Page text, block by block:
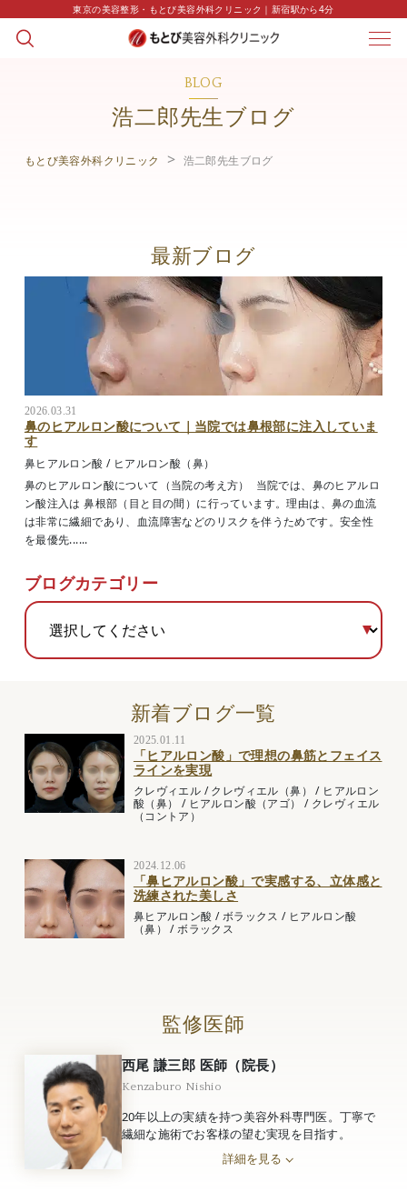
東京の美容整形・もとび美容外科クリニック｜新宿駅から4分
BLOG
浩二郎先生ブログ
もとび美容外科クリニック 浩二郎先生ブログ
最新ブログ
2026.03.31
鼻のヒアルロン酸について｜当院では鼻根部に注入していま
す
鼻ヒアルロン酸 / ヒアルロン酸（鼻）
鼻のヒアルロン酸について（当院の考え方） 当院では、鼻のヒアルロ
ン酸注入は 鼻根部（目と目の間）に行っています。理由は、鼻の血流
は非常に繊細であり、血流障害などのリスクを伴うためです。安全性
を最優先......
ブログカテゴリー
新着ブログ一覧
2025.01.11
「ヒアルロン酸」で理想の鼻筋とフェイス
ラインを実現
クレヴィエル /クレヴィエル（鼻） / ヒアルロン
酸（鼻）
/ ヒアルロン酸（アゴ） / クレヴィエル
（コントア）
2024.12.06
「鼻ヒアルロン酸」で実感する、立体感と
洗練された美しさ
鼻ヒアルロン酸 /ボラックス / ヒアルロン酸
（鼻） /ボラックス
監修医師
西尾 謙三郎 医師（院長）
Kenzaburo Nishio
20年以上の実績を持つ美容外科専門医。丁寧で
繊細な施術でお客様の望む実現を目指す。
詳細を見る